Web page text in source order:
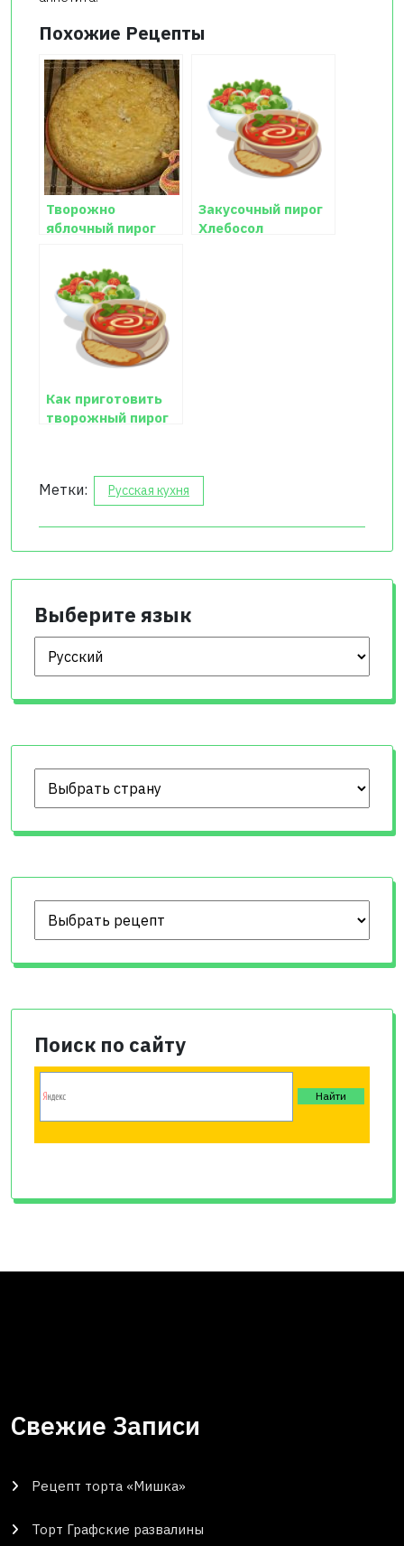
Похожие Рецепты
Творожно
яблочный пирог
Закусочный пирог
Хлебосол
Как приготовить
творожный пирог
Метки: Русская кухня
Выберите язык
Выберите язык
Поиск по сайту
Свежие Записи
Рецепт торта «Мишка»
Торт Графские развалины